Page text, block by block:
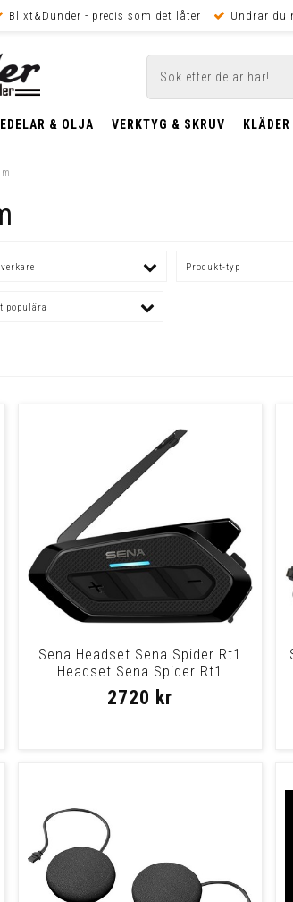
Blixt&Dunder - precis som det låter Undrar du
& OLJA VERKTYG & SKRUV
populära
Produkt-typ
Sena Headset Sena Spider Rt1
Headset Sena Spider Rt1
2720 kr